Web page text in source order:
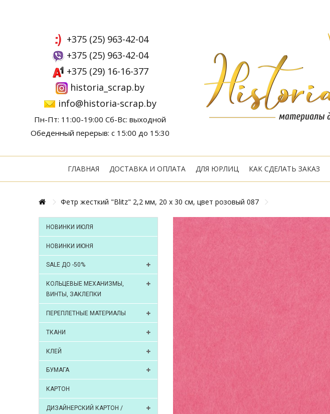
+375 (25) 963-42-04
+375 (25) 963-42-04
+375 (29) 16-16-377
historia_scrap.by
info@historia-scrap.by
Пн-Пт: 11:00-19:00 Сб-Вс: выходной
Обеденный перерыв: с 15:00 до 15:30
ГЛАВНАЯ ДОСТАВКА И ОПЛАТА ДЛЯ ЮРЛИЦ КАК СДЕЛАТЬ ЗАКАЗ
Фетр жесткий "Blitz" 2,2 мм, 20 х 30 см, цвет розовый 087
НОВИНКИ ИЮЛЯ
НОВИНКИ ИЮНЯ
SALE ДО -50%
КОЛЬЦЕВЫЕ МЕХАНИЗМЫ,
ВИНТЫ, ЗАКЛЕПКИ
ПЕРЕПЛЕТНЫЕ МАТЕРИАЛЫ
ТКАНИ
КЛЕЙ
БУМАГА
КАРТОН
ДИЗАЙНЕРСКИЙ КАРТОН /